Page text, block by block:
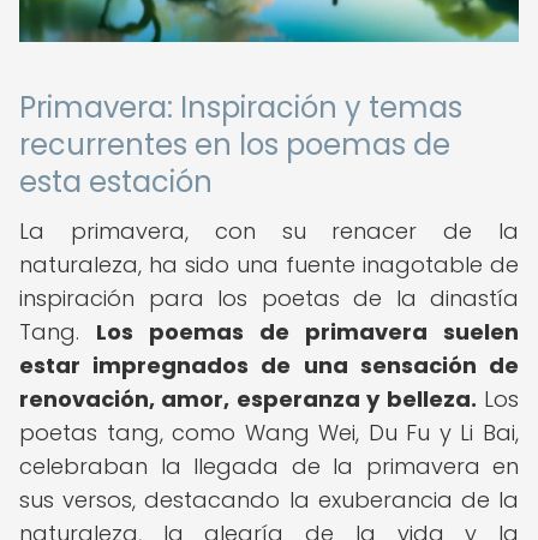
Primavera: Inspiración y temas
recurrentes en los poemas de
esta estación
La primavera, con su renacer de la
naturaleza, ha sido una fuente inagotable de
inspiración para los poetas de la dinastía
Tang. Los poemas de primavera suelen
estar impregnados de una sensación de
renovación, amor, esperanza y belleza. Los
poetas tang, como Wang Wei, Du Fu y Li Bai,
celebraban la llegada de la primavera en
sus versos, destacando la exuberancia de la
naturaleza, la alegría de la vida y la